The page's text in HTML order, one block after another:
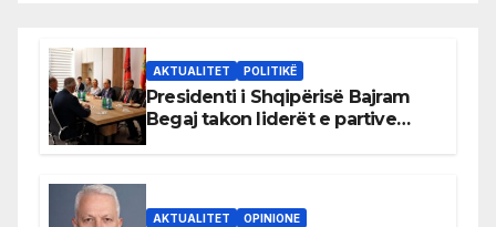
AKTUALITET POLITIKË
Presidenti i Shqipërisë Bajram
Begaj takon liderët e partive
AKTUALITET OPINIONE